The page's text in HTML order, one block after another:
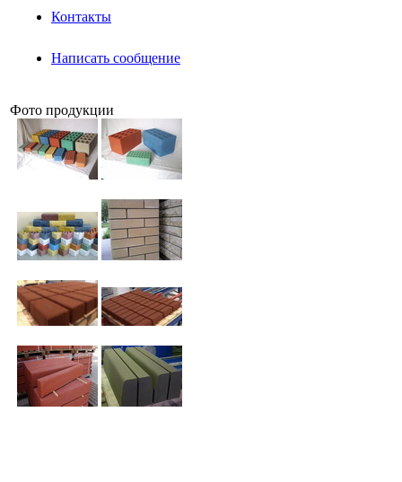
Контакты
Написать сообщение
Фото продукции